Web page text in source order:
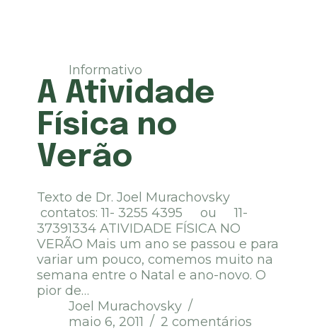
Informativo
A Atividade
Física no
Verão
Texto de Dr. Joel Murachovsky
contatos: 11- 3255 4395 ou 11-
37391334 ATIVIDADE FÍSICA NO
VERÃO Mais um ano se passou e para
variar um pouco, comemos muito na
semana entre o Natal e ano-novo. O
pior de…
Joel Murachovsky
maio 6, 2011
2 comentários